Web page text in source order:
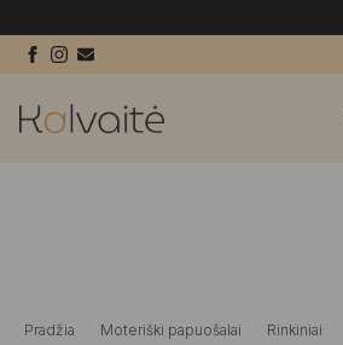
Pradžia Moteriški papuošalai Rinkiniai